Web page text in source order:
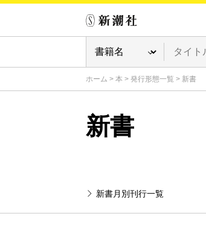
ホーム > 本 > 発行形態一覧 > 新書
新書
新書月別刊行一覧